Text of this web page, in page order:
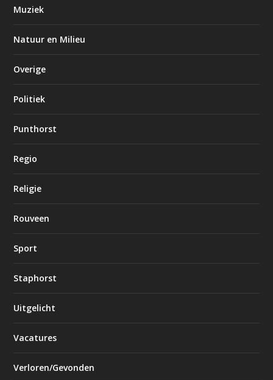
Muziek
Natuur en Milieu
Overige
Politiek
Punthorst
Regio
Religie
Rouveen
Sport
Staphorst
Uitgelicht
Vacatures
Verloren/Gevonden